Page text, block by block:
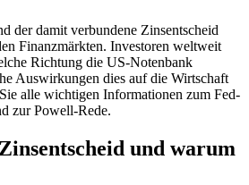
der damit verbundene Zinsentscheid
Finanzmärkten. Investoren weltweit
Richtung die US-Notenbank
Auswirkungen dies auf die Wirtschaft
alle wichtigen Informationen zum Fed-
zur Powell-Rede.
und warum